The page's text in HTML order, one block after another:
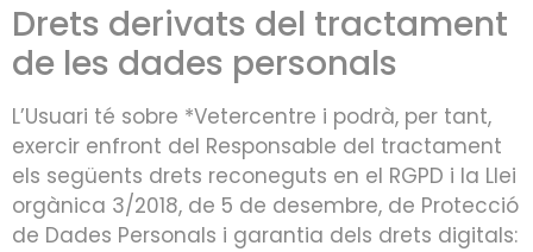
Drets derivats del tractament
de les dades personals
L’Usuari té sobre *Vetercentre i podrà, per tant,
exercir enfront del Responsable del tractament
els següents drets reconeguts en el RGPD i la Llei
orgànica 3/2018, de 5 de desembre, de Protecció
de Dades Personals i garantia dels drets digitals: